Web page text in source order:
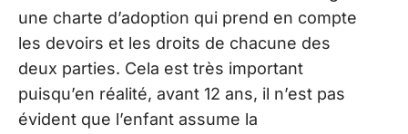
une charte d’adoption qui prend en compte
les devoirs et les droits de chacune des
deux parties. Cela est très important
puisqu’en réalité, avant 12 ans, il n’est pas
évident que l’enfant assume la